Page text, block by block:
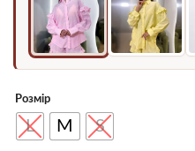
Розмір
L M S